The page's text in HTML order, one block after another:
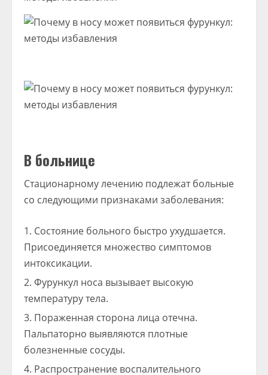
В больнице
Стационарному лечению подлежат больные
со следующими признаками заболевания:
Состояние больного быстро ухудшается.
Присоединяется множество симптомов
интоксикации.
Фурункул носа вызывает высокую
температуру тела.
Пораженная сторона лица отечна.
Пальпаторно выявляются плотные
болезненные сосуды.
Распространение воспалительного